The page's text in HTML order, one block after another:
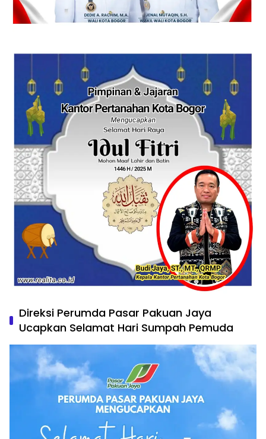
Direksi Perumda Pasar Pakuan Jaya
Ucapkan Selamat Hari Sumpah Pemuda